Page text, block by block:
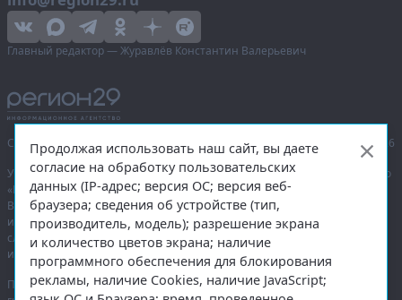
Главный редактор — Журавлёв Константин Валерьевич
Сетевое издание «Информационное агентство Регион 29»,
© 2016–2026
Учредитель — общество с ограниченной ответственностью «Агентство
«Правда Севера».
Выписка из реестра зарегистрированных средств массовой
информации:ЭЛ № ФС 77-74226от 09.11.2018 выдано Федеральной
службой по надзору в сфере связи, информационных технологий
и массовых коммуникаций (Роскомнадзор).
При полном или частичном использовании любых материалов
Продолжая использовать наш сайт, вы даете
согласие на обработку пользовательских
данных (IP-адрес; версия ОС; версия веб-
браузера; сведения об устройстве (тип,
производитель, модель); разрешение экрана
и количество цветов экрана; наличие
программного обеспечения для блокирования
рекламы, наличие Cookies, наличие JavaScript;